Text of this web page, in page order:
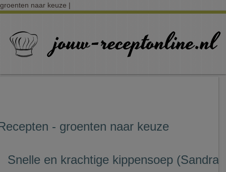
groenten naar keuze |
- groenten naar keuze
Snelle en krachtige kippensoep (Sandra